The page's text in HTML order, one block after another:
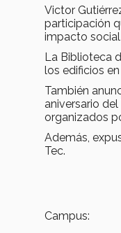
Victor
participación
impacto
La Biblioteca
los edificios
También
aniversario
organizados
Además,
Tec.
Campus: